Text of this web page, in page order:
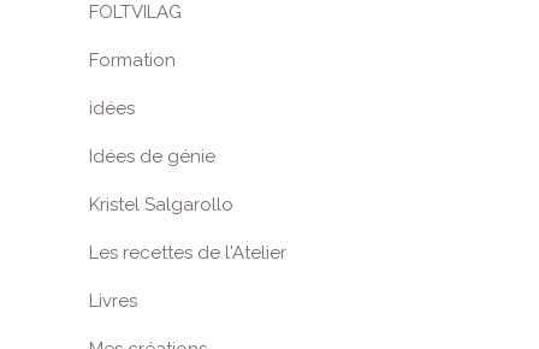
FOLTVILAG
Formation
idées
Idées de génie
Kristel Salgarollo
Les recettes de l'Atelier
Livres